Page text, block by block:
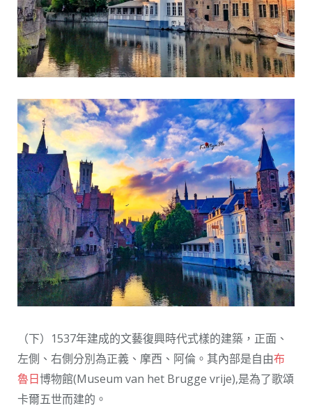
（下）1537年建成的文藝復興時代式樣的建築，正面、
左側、右側分別為正義、摩西、阿倫。其內部是自由布
魯日博物館(Museum van het Brugge vrije),是為了歌頌
卡爾五世而建的。